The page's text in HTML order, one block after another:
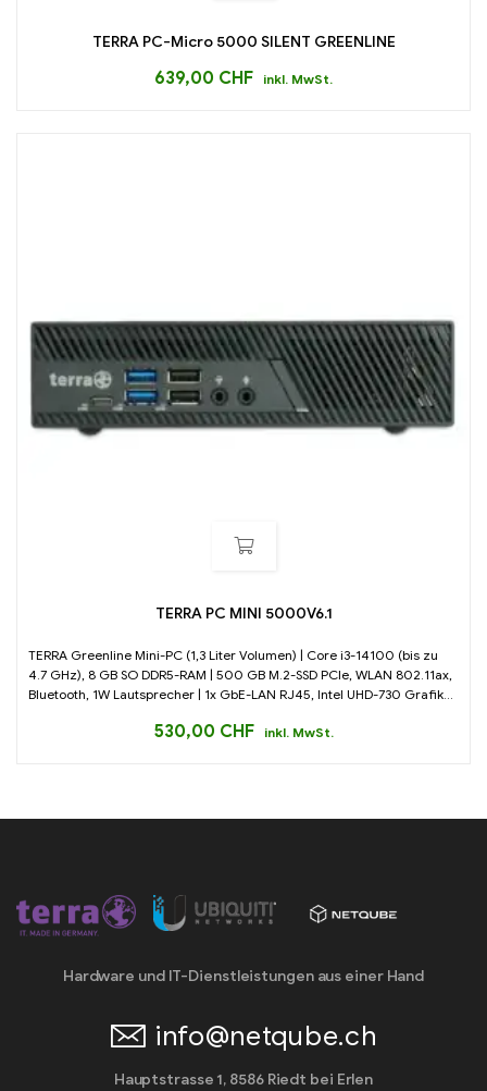
TERRA PC-Micro 5000 SILENT GREENLINE
639,00 CHF inkl. MwSt.
TERRA PC MINI 5000V6.1
TERRA Greenline Mini-PC (1,3 Liter Volumen) | Core i3-14100 (bis zu
4.7 GHz), 8 GB SO DDR5-RAM | 500 GB M.2-SSD PCIe, WLAN 802.11ax,
Bluetooth, 1W Lautsprecher | 1x GbE-LAN RJ45, Intel UHD-730 Grafik...
530,00 CHF inkl. MwSt.
Hardware und IT-Dienstleistungen aus einer Hand
info@netqube.ch
Hauptstrasse 1, 8586 Riedt bei Erlen